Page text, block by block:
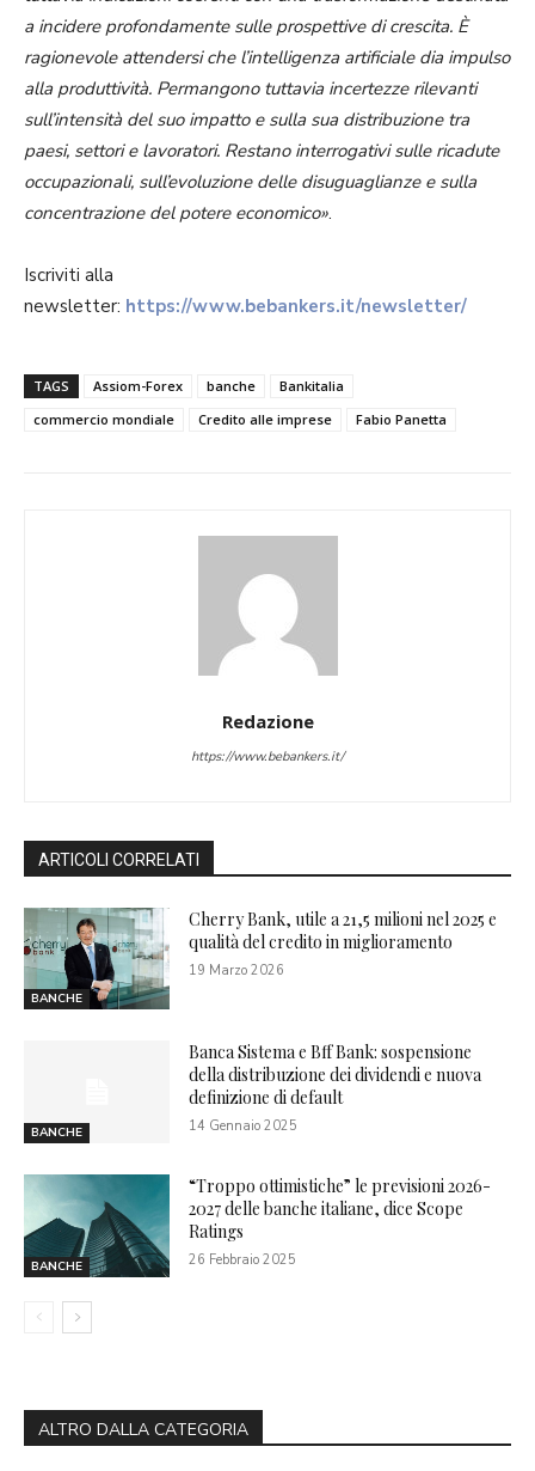
a incidere profondamente sulle prospettive di crescita. È
ragionevole attendersi che l’intelligenza artificiale dia impulso
alla produttività. Permangono tuttavia incertezze rilevanti
sull’intensità del suo impatto e sulla sua distribuzione tra
paesi, settori e lavoratori. Restano interrogativi sulle ricadute
occupazionali, sull’evoluzione delle disuguaglianze e sulla
concentrazione del potere economico».
Iscriviti alla
newsletter: https://www.bebankers.it/newsletter/
TAGS Assiom-Forex banche
Bankitalia
commercio mondiale
Credito alle imprese Fabio Panetta
Redazione
https://www.bebankers.it/
ARTICOLI CORRELATI
BANCHE
Cherry Bank, utile a 21,5 milioni nel 2025 e
qualità del credito in miglioramento
19 Marzo 2026
BANCHE
Banca Sistema e Bff Bank: sospensione
della distribuzione dei dividendi e nuova
definizione di default
14 Gennaio 2025
BANCHE
“Troppo ottimistiche” le previsioni 2026-
2027 delle banche italiane, dice Scope
Ratings
26 Febbraio 2025
ALTRO DALLA CATEGORIA